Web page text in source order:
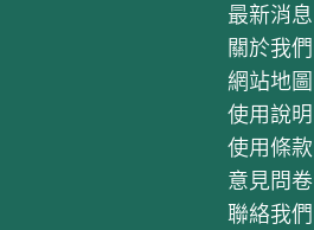
最新消息
關於我們
網站地圖
使用說明
使用條款
意見問卷
聯絡我們